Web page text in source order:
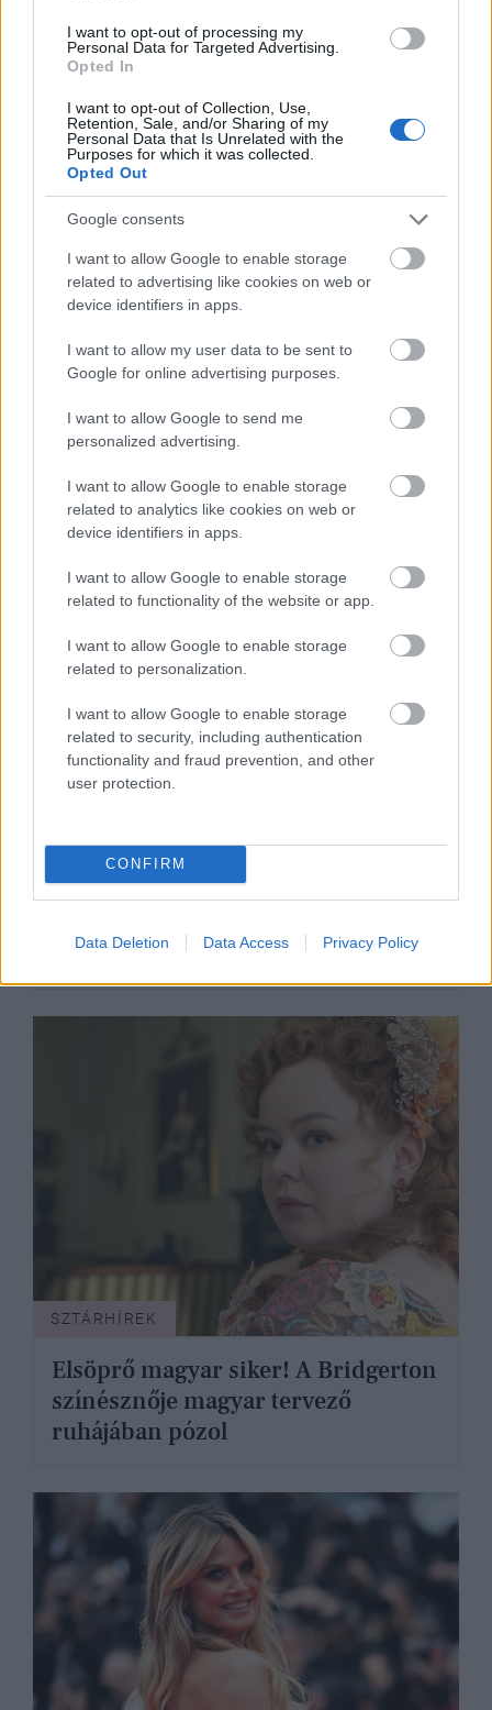
I want to opt-out of processing my
Personal Data for Targeted Advertising.
Opted In
I want to opt-out of Collection, Use,
Retention, Sale, and/or Sharing of my
Personal Data that Is Unrelated with the
Purposes for which it was collected.
Opted Out
Google consents
I want to allow Google to enable storage
related to advertising like cookies on web or
device identifiers in apps.
I want to allow my user data to be sent to
Google for online advertising purposes.
I want to allow Google to send me
personalized advertising.
I want to allow Google to enable storage
related to analytics like cookies on web or
device identifiers in apps.
I want to allow Google to enable storage
related to functionality of the website or app.
I want to allow Google to enable storage
related to personalization.
I want to allow Google to enable storage
related to security, including authentication
functionality and fraud prevention, and other
user protection.
CONFIRM
Data Deletion Data Access Privacy Policy
Bécsben kiderül, hogy egészen
pontosan hogyan
SZTÁRHÍREK
Vilmos herceg megmutatta, miért
lesz egy nap tökéletes király
SZTÁRHÍREK
18 éves Surie Cruise úgy fest a báli
Holmes klónja lenne
SZTÁRHÍREK
Elsöprő magyar siker! A Bridgerton
színésznője magyar tervező
ruhájában pózol